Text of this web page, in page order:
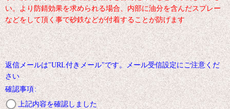
い。より防錆効果を求められる場合、内部に油分を含んだスプレー
などをして頂く事で砂鉄などが付着することが防げます
返信メールは"URL付きメール"です。メール受信設定にご注意くだ
さい
確認事項:
上記内容を確認しました